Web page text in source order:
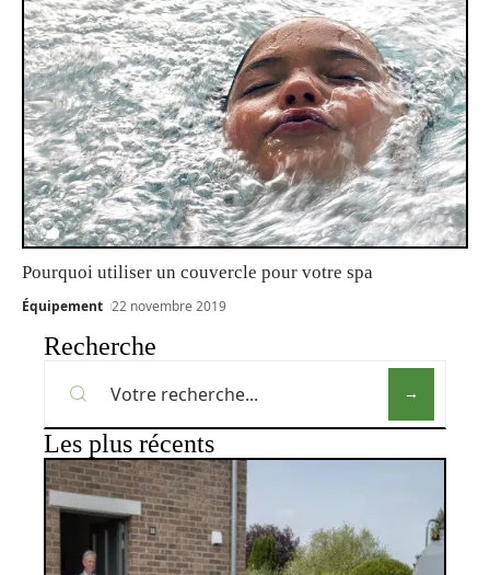
Pourquoi utiliser un couvercle pour votre spa
Équipement 22 novembre 2019
Recherche
Les plus récents